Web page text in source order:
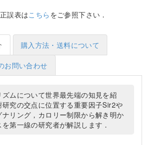
誤表はこちら をご参照下さい．
購入方法・送料について
お問い合わせ
ムについて世界最先端の知見を紹
究の交点に位置する重要因子Sir2や
リング，カロリー制限から解き明か
第一線の研究者が解説します．